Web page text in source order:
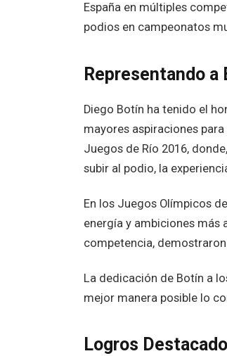
España en múltiples
podios en campeonatos
Representando
Diego Botín ha tenido el
mayores aspiraciones
Juegos de Río 2016,
subir al podio, la
En los Juegos Olímpicos
energía y ambiciones más
competencia,
La dedicación de Botín a
mejor manera posible lo
Logros